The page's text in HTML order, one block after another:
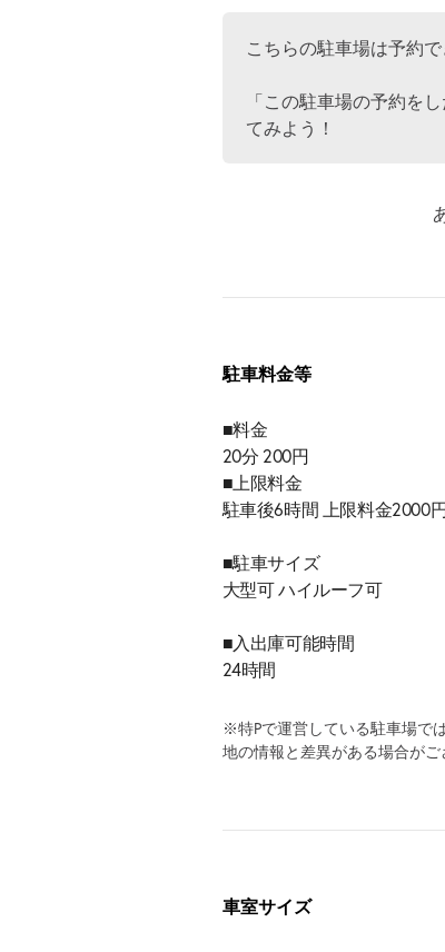
こちらの駐車場は予約で
「この駐車場の予約を
てみよう！
駐車料金等
■料金
20分 200円
■上限料金
駐車後6時間 上限料金2000
■駐車サイズ
大型可 ハイルーフ可
■入出庫可能時間
24時間
※特Pで運営している駐車場で
地の情報と差異がある場合がご
車室サイズ